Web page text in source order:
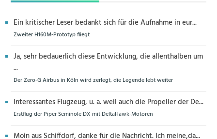
Ein kritischer Leser bedankt sich für die Aufnahme in eur...
Zweiter H160M-Prototyp fliegt
Ja, sehr bedauerlich diese Entwicklung, die allenthalben um
...
Der Zero-G Airbus in Köln wird zerlegt, die Legende lebt weiter
Interessantes Flugzeug, u. a. weil auch die Propeller der De...
Erstflug der Piper Seminole DX mit DeltaHawk-Motoren
Moin aus Schiffdorf, danke für die Nachricht. Ich meine,da...